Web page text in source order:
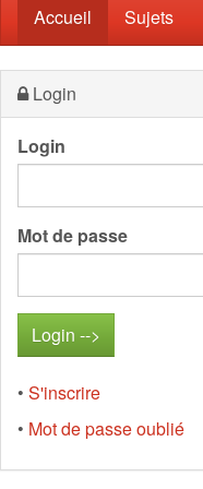
Accueil (current)
Sujets
Login
Login
Mot de passe
• S'inscrire
• Mot de passe oublié